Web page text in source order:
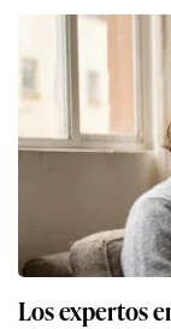
Los expertos